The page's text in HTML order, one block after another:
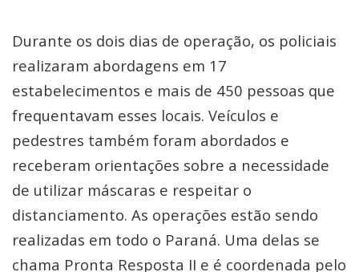
Durante os dois dias de operação, os policiais
realizaram abordagens em 17
estabelecimentos e mais de 450 pessoas que
frequentavam esses locais. Veículos e
pedestres também foram abordados e
receberam orientações sobre a necessidade
de utilizar máscaras e respeitar o
distanciamento. As operações estão sendo
realizadas em todo o Paraná. Uma delas se
chama Pronta Resposta II e é coordenada pelo